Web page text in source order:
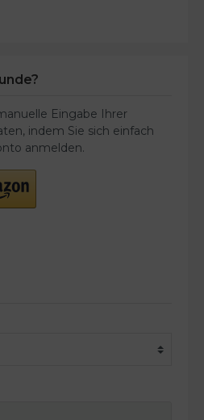
Eingabe Ihrer
indem Sie sich einfach
anmelden.